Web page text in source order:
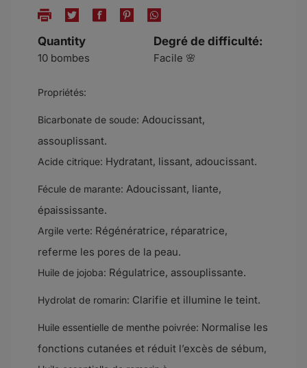
Quantity
10 bombes
Degré de difficulté:
Facile 🌸
Propriétés:
Bicarbonate de soude: Adoucissant,
assouplissant.
Acide citrique: Hydratant, lissant, adoucissant.
Fécule de marante: Adoucissant, liante,
épaississante.
Argile verte: Régénératrice, réparatrice,
referme les pores de la peau.
Huile de jojoba: Régulatrice, assouplissante.
Hydrolat de romarin: Clarifie et illumine le teint.
Huile essentielle de menthe poivrée: Normalise les
fonctions cutanées et réduit l’excès de sébum,